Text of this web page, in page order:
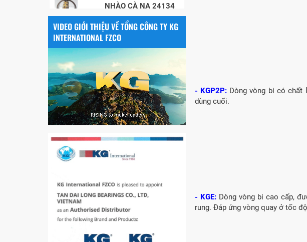
- KGP2P: Dòng vòng bi có chất
dùng cuối.
- KGE:Dòng vòng bi cao cấp,
rung. Đáp ứng vòng quay ở tốc
Vòng bi / Bạc đạn
tròn : 698
VÒNG BI PHS20
5200
VÒNG BI / BẠC ĐẠN
CHÀ TRÒN 51105
VÒNG BI / BẠC ĐẠN
CỐT BƠM NƯỚC
VIDEO GIỚI THIỆU VỀ TỔNG CÔNG TY KG
INTERNATIONAL FZCO